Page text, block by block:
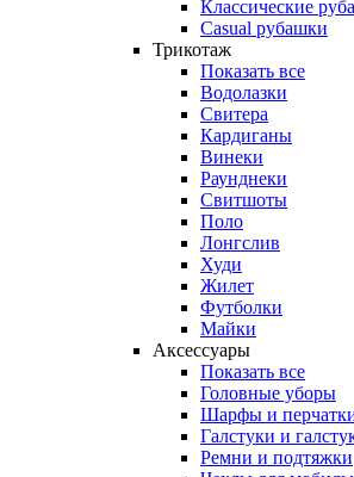
Классические
Casual рубашки
Трикотаж
Показать все
Водолазки
Свитера
Кардиганы
Винеки
Раунднеки
Свитшоты
Поло
Лонгслив
Худи
Жилет
Футболки
Майки
Аксессуары
Показать все
Головные уборы
Шарфы и
Галстуки и
Ремни и подтяжки